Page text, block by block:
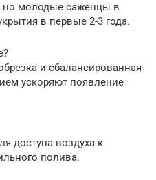
но молодые саженцы в
в первые 2-3 года.
и сбалансированная
ускоряют появление
доступа воздуха к
полива.